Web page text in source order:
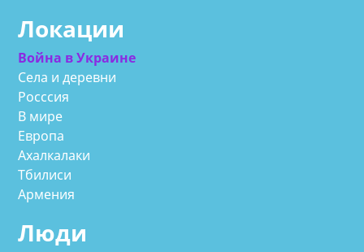
Локации
Война в Украине
Села и деревни
Росссия
В мире
Европа
Ахалкалаки
Тбилиси
Армения
Люди